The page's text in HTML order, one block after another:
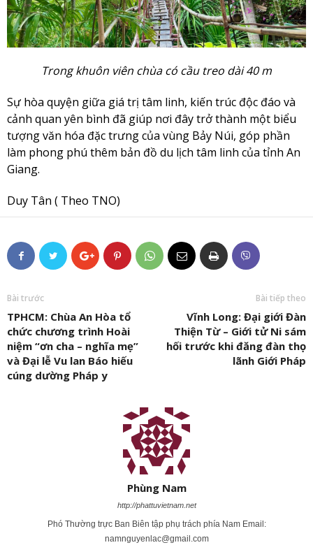
Trong khuôn viên chùa có cầu treo dài 40 m
Sự hòa quyện giữa giá trị tâm linh, kiến trúc độc đáo và
cảnh quan yên bình đã giúp nơi đây trở thành một biểu
tượng văn hóa đặc trưng của vùng Bảy Núi, góp phần
làm phong phú thêm bản đồ du lịch tâm linh của tỉnh An
Giang.
Duy Tân ( Theo TNO)
Bài trước
TPHCM: Chùa An Hòa tổ
chức chương trình Hoài
niệm “ơn cha – nghĩa mẹ”
và Đại lễ Vu lan Báo hiếu
cúng dường Pháp y
Bài tiếp theo
Vĩnh Long: Đại giới Đàn
Thiện Từ – Giới tử Ni sám
hối trước khi đăng đàn thọ
lãnh Giới Pháp
Phùng Nam
http://phattuvietnam.net
Phó Thường trực Ban Biên tập phụ trách phía Nam Email:
namnguyenlac@gmail.com